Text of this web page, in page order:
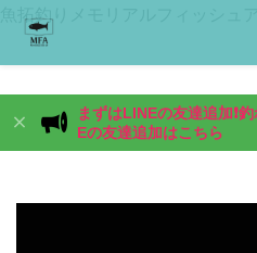
魚拓釣りメモリアルフィッシュ
まずはLINEの友達追加❗️
Eの友達追加はこちら